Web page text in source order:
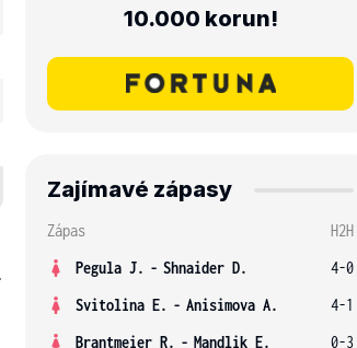
10.000 korun!
Zajímavé zápasy
Zápas
H2H
Pegula J. - Shnaider D.
4-0
Svitolina E. - Anisimova A.
4-1
Brantmeier R. - Mandlik E.
0-3